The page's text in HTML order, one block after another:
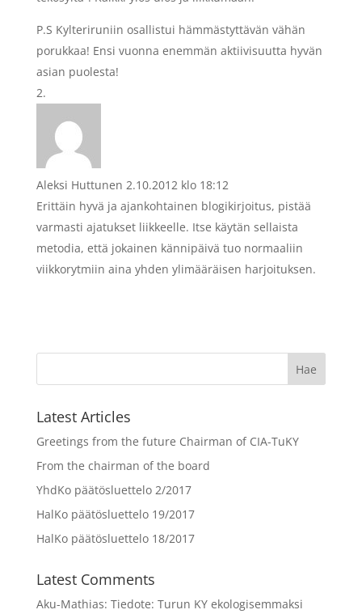
P.S Kylteriruniin osallistui hämmästyttävän vähän
porukkaa! Ensi vuonna enemmän aktiivisuutta hyvän
asian puolesta!
Aleksi Huttunen 2.10.2012 klo 18:12
Erittäin hyvä ja ajankohtainen blogikirjoitus, pistää
varmasti ajatukset liikkeelle. Itse käytän sellaista
metodia, että jokainen kännipäivä tuo normaaliin
viikkorytmiin aina yhden ylimääräisen harjoituksen.
Latest Articles
Greetings from the future Chairman of CIA-TuKY
From the chairman of the board
YhdKo päätösluettelo 2/2017
HalKo päätösluettelo 19/2017
HalKo päätösluettelo 18/2017
Latest Comments
Aku-Mathias: Tiedote: Turun KY ekologisemmaksi